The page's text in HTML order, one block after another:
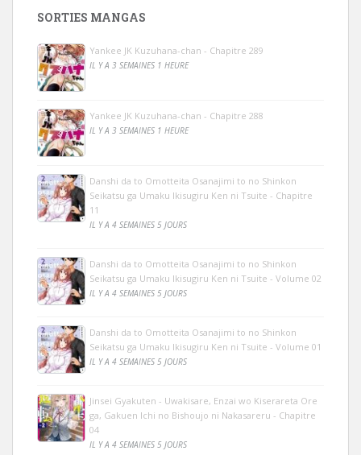
SORTIES MANGAS
Yankee JK Kuzuhana-chan - Chapitre 289
IL Y A 3 SEMAINES 1 HEURE
Yankee JK Kuzuhana-chan - Chapitre 288
IL Y A 3 SEMAINES 1 HEURE
Danshi da to Omotteita Osanajimi to no Shinkon
Seikatsu ga Umaku Ikisugiru Ken ni Tsuite - Chapitre
11
IL Y A 4 SEMAINES 5 JOURS
Danshi da to Omotteita Osanajimi to no Shinkon
Seikatsu ga Umaku Ikisugiru Ken ni Tsuite - Volume 02
IL Y A 4 SEMAINES 5 JOURS
Danshi da to Omotteita Osanajimi to no Shinkon
Seikatsu ga Umaku Ikisugiru Ken ni Tsuite - Volume 01
IL Y A 4 SEMAINES 5 JOURS
Jinsei Gyakuten - Uwakisare, Enzai wo Kiserareta Ore
ga, Gakuen Ichi no Bishoujo ni Nakasareru - Chapitre
04
IL Y A 4 SEMAINES 5 JOURS